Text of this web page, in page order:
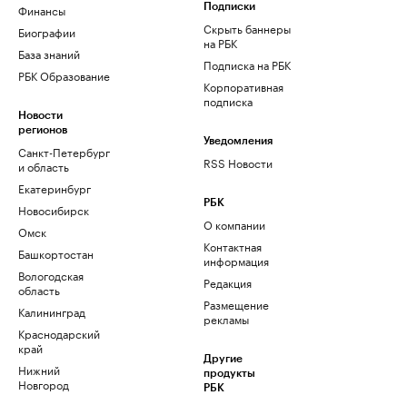
Финансы
Биографии
База знаний
РБК Образование
Новости
регионов
Санкт-Петербург
и область
Екатеринбург
Новосибирск
Омск
Башкортостан
Вологодская
область
Калининград
Краснодарский
край
Нижний
Новгород
Подписки
Скрыть баннеры
на РБК
Подписка на РБК
Корпоративная
подписка
Уведомления
RSS Новости
РБК
О компании
Контактная
информация
Редакция
Размещение
рекламы
Другие
продукты
РБК